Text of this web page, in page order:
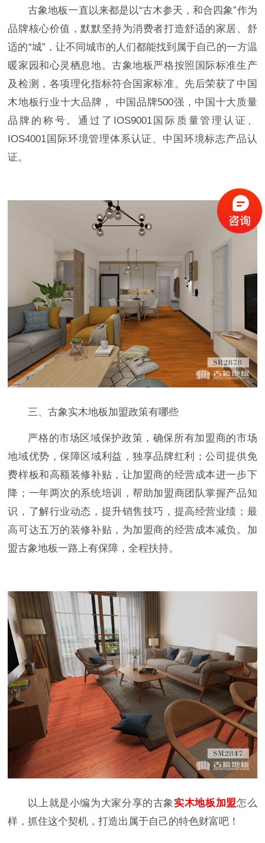
古象地板一直以来都是以“古木参天，和合四象”作为
品牌核心价值，默默坚持为消费者打造舒适的家居、舒
适的“城”，让不同城市的人们都能找到属于自己的一方温
暖家园和心灵栖息地。古象地板严格按照国际标准生产
及检测，各项理化指标符合国家标准。先后荣获了中国
木地板行业十大品牌， 中国品牌500强，中国十大质量
品牌的称号。通过了IOS9001国际质量管理认证、
IOS4001国际环境管理体系认证、中国环境标志产品认
证。
三、古象实木地板加盟政策有哪些
严格的市场区域保护政策，确保所有加盟商的市场
地域优势，保障区域利益，独享品牌红利；公司提供免
费样板和高额装修补贴，让加盟商的经营成本进一步下
降；一年两次的系统培训，帮助加盟商团队掌握产品知
识，了解行业动态，提升销售技巧，提高经营业绩；最
高可达五万的装修补贴，为加盟商的经营成本减负。加
盟古象地板一路上有保障，全程扶持。
以上就是小编为大家分享的古象实木地板加盟怎么
样，抓住这个契机，打造出属于自己的特色财富吧！